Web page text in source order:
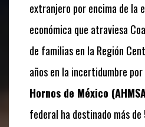
extranjero por encima de la
económica que atraviesa
de familias en la Región
años en la incertidumbre
Hornos de México
federal ha destinado más de